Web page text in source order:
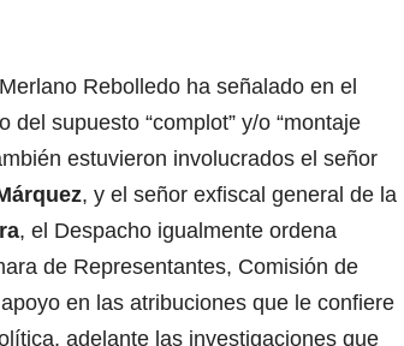
Rebolledo ha señalado en el
supuesto “complot” y/o “montaje
estuvieron involucrados el señor
, y el señor exfiscal general de la
, el Despacho igualmente ordena
de Representantes, Comisión de
en las atribuciones que le confiere
adelante las investigaciones que